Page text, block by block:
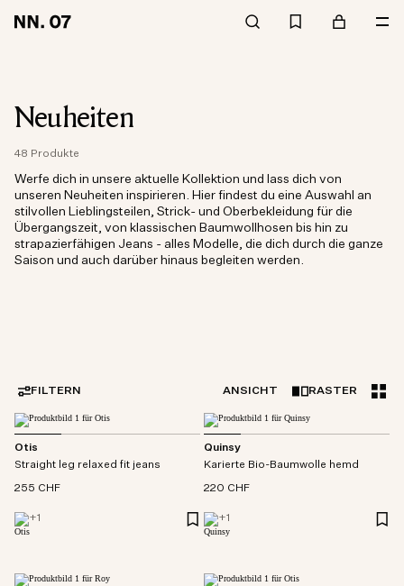
Neuheiten
48 Produkte
Werfe dich in unsere aktuelle Kollektion und lass dich von
unseren Neuheiten inspirieren. Hier findest du eine Auswahl an
stilvollen Lieblingsteilen, Strick- und Oberbekleidung für die
Übergangszeit, von klassischen Baumwollhosen bis hin zu
strapazierfähigen Jeans - alles Modelle, die dich durch die ganze
Saison und auch darüber hinaus begleiten werden.
FILTERN ANSICHT RASTER
Otis
Straight leg relaxed fit jeans
255 CHF
+1
Quinsy
Karierte Bio-Baumwolle hemd
220 CHF
+1